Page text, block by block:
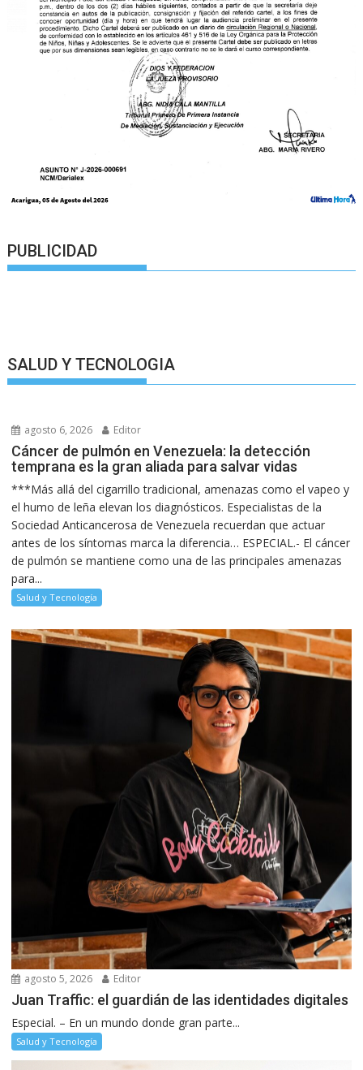
PUBLICIDAD
SALUD Y TECNOLOGIA
agosto 6, 2026 Editor
Cáncer de pulmón en Venezuela: la detección
temprana es la gran aliada para salvar vidas
***Más allá del cigarrillo tradicional, amenazas como el vapeo y
el humo de leña elevan los diagnósticos. Especialistas de la
Sociedad Anticancerosa de Venezuela recuerdan que actuar
antes de los síntomas marca la diferencia… ESPECIAL.- El cáncer
de pulmón se mantiene como una de las principales amenazas
para...
Salud y Tecnología
agosto 5, 2026 Editor
Juan Traffic: el guardián de las identidades digitales
Especial. – En un mundo donde gran parte...
Salud y Tecnología